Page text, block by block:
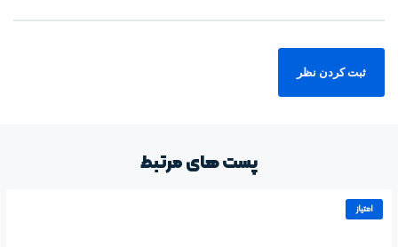
پست های مرتبط
امتیاز